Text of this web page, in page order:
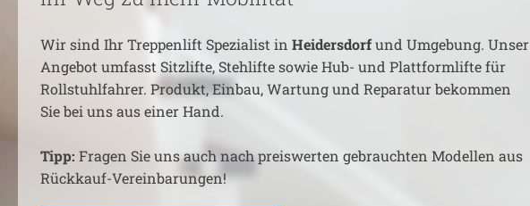
Wir sind Ihr Treppenlift Spezialist in Heidersdorfund Umgebung. Unser
Angebot umfasst Sitzlifte, Stehlifte sowie Hub- und Plattformlifte für
Rollstuhlfahrer. Produkt, Einbau, Wartung und Reparatur bekommen
Sie bei uns aus einer Hand.
Tipp: Fragen Sie uns auch nach preiswerten gebrauchten Modellen aus
Rückkauf-Vereinbarungen!